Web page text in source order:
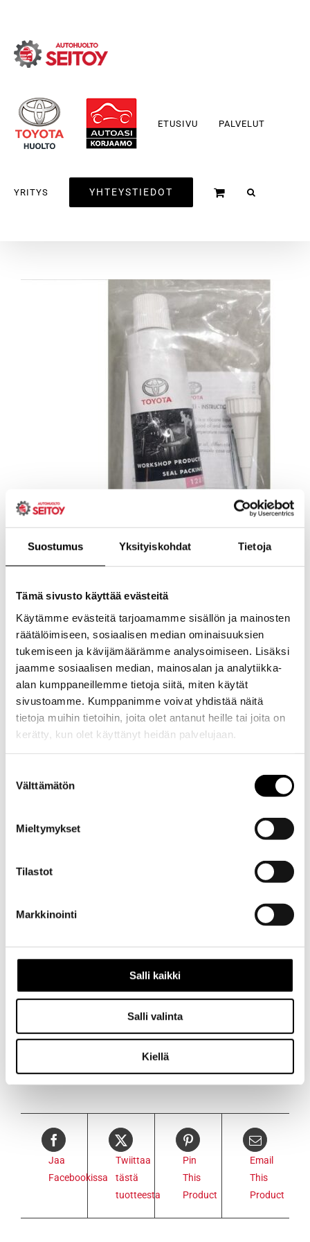
Suostumus Yksityiskohdat Tietoja
Tämä sivusto käyttää evästeitä
Käytämme evästeitä tarjoamamme sisällön ja mainosten
räätälöimiseen, sosiaalisen median ominaisuuksien
tukemiseen ja kävijämäärämme analysoimiseen. Lisäksi
jaamme sosiaalisen median, mainosalan ja analytiikka-
alan kumppaneillemme tietoja siitä, miten käytät
sivustoamme. Kumppanimme voivat yhdistää näitä
tietoja muihin tietoihin, joita olet antanut heille tai joita on
kerätty, kun olet käyttänyt heidän palvelujaan.
valinta
Välttämätön
Mieltymykset
Tilastot
Markkinointi
Salli kaikki
Salli valinta
Kiellä
content
ETUSIVU PALVELUT
YRITYS YHTEYSTIEDOT
Kuvaus
alkuperäinen
1-5 päivän
Jaa
Facebookissa
Twiittaa
tästä
tuotteesta
Pin
This
Product
Email
This
Product